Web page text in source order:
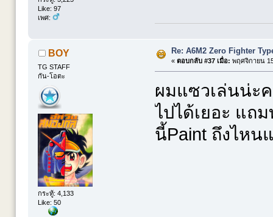
Like: 97
เพศ:
BOY
TG STAFF
กัน-โอตะ
กระทู้: 4,133
Like: 50
Re: A6M2 Zero Fighter
« ตอบกลับ #37 เมื่อ: พฤศจิกายน
ผมแซวเล่นน่ะ
ไปได้เยอะ แถ
นี้Paint ถึงไหน